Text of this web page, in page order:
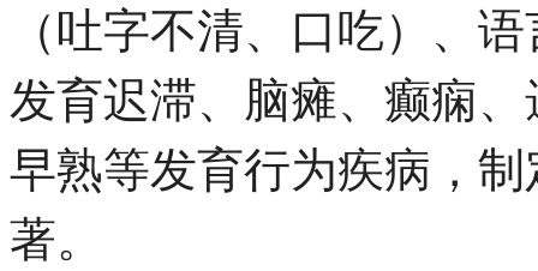
（吐字不清、口吃）、
发育迟滞、脑瘫、癫痫
早熟等发育行为疾病，
著。